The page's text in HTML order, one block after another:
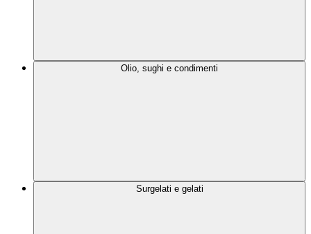
Olio, sughi e condimenti
Surgelati e gelati